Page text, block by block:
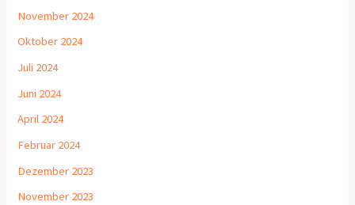
November 2024
Oktober 2024
Juli 2024
Juni 2024
April 2024
Februar 2024
Dezember 2023
November 2023